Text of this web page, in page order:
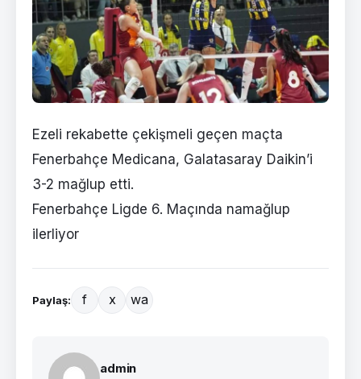
Ezeli rekabette çekişmeli geçen maçta
Fenerbahçe Medicana, Galatasaray Daikin’i
3-2 mağlup etti.
Fenerbahçe Ligde 6. Maçında namağlup
ilerliyor
Paylaş: f x wa
admin